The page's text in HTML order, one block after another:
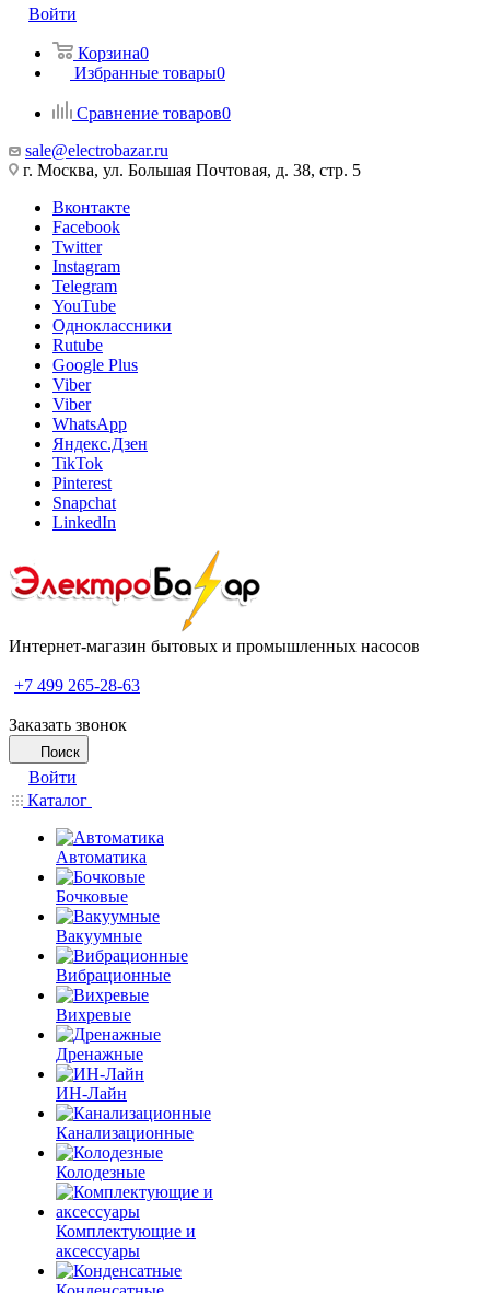
Войти
Корзина0
Избранные товары0
Сравнение товаров0
sale@electrobazar.ru
г. Москва, ул. Большая Почтовая, д. 38, стр. 5
Вконтакте
Facebook
Twitter
Instagram
Telegram
YouTube
Одноклассники
Rutube
Google Plus
Viber
Viber
WhatsApp
Яндекс.Дзен
TikTok
Pinterest
Snapchat
LinkedIn
Интернет-магазин бытовых и промышленных насосов
+7 499 265-28-63
Заказать звонок
Поиск
Войти
Каталог
Автоматика
Бочковые
Вакуумные
Вибрационные
Вихревые
Дренажные
ИН-Лайн
Канализационные
Колодезные
Комплектующие и
аксессуары